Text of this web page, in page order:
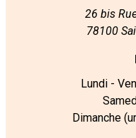
26 bis
78100
Lundi -
Dimanche